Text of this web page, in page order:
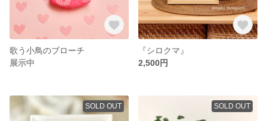
歌う小鳥のブローチ
展示中
『シロクマ』
2,500円
SOLD OUT SOLD OUT